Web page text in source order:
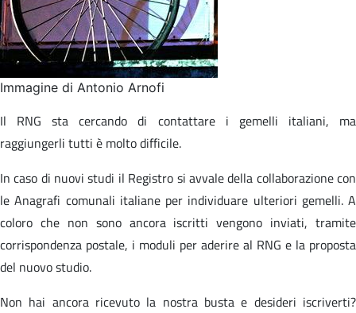
Immagine di Antonio Arnofi
Il RNG sta cercando di contattare i gemelli italiani, ma
raggiungerli tutti è molto difficile.
In caso di nuovi studi il Registro si avvale della collaborazione con
le Anagrafi comunali italiane per individuare ulteriori gemelli. A
coloro che non sono ancora iscritti vengono inviati, tramite
corrispondenza postale, i moduli per aderire al RNG e la proposta
del nuovo studio.
Non hai ancora ricevuto la nostra busta e desideri iscriverti?